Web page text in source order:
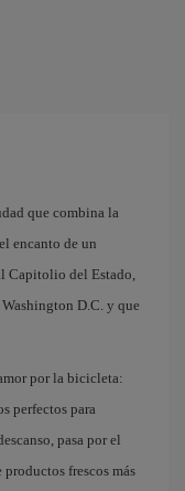
que combina la
encanto de un
Capitolio del Estado,
D.C. y que
por la bicicleta:
perfectos para
pasa por el
frescos más